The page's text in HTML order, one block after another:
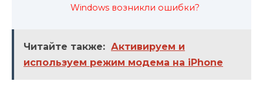
Windows возникли ошибки?
Читайте также: Активируем и
используем режим модема на iPhone